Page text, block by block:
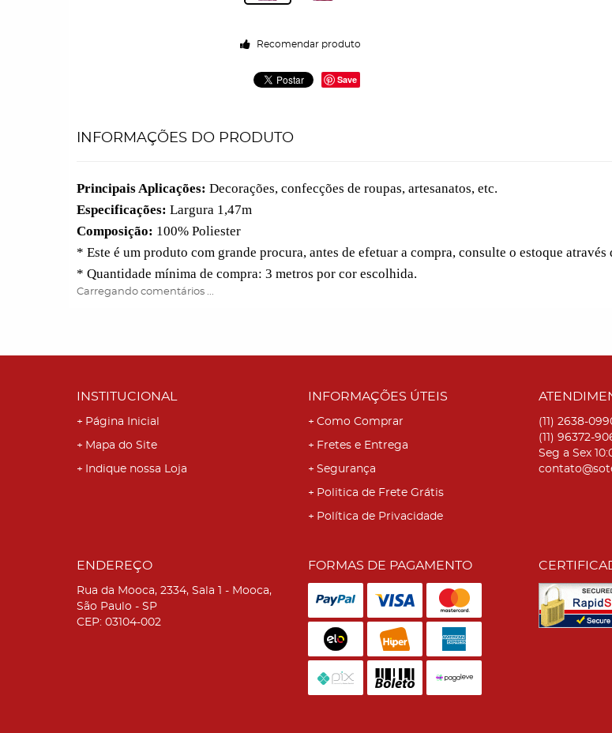
Recomendar produto
Save
INFORMAÇÕES DO PRODUTO
Principais Aplicações: Decorações, confecções de roupas, artesanatos, etc.
Especificações: Largura 1,47m
Composição: 100% Poliester
* Este é um produto com grande procura, antes de efetuar a compra, consulte o estoque
* Quantidade mínima de compra: 3 metros por cor escolhida.
Carregando comentários ...
INSTITUCIONAL
Página Inicial
Mapa do Site
Indique nossa Loja
INFORMAÇÕES ÚTEIS
Como Comprar
Fretes e Entrega
Segurança
Politica de Frete Grátis
Política de Privacidade
(11) 2638-
(11) 96372-
Seg a Sex
ENDEREÇO
Rua da Mooca, 2334, Sala 1 - Mooca,
São Paulo - SP
CEP: 03104-002
FORMAS DE PAGAMENTO